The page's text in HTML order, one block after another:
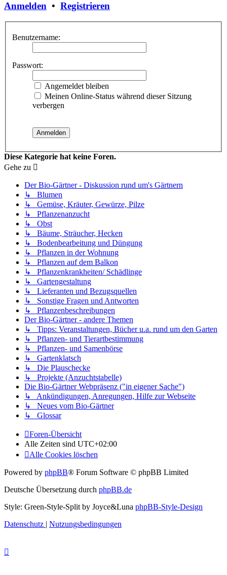
Anmelden • Registrieren
Benutzername:
Passwort:
Angemeldet bleiben
Meinen Online-Status während dieser Sitzung
verbergen
Diese Kategorie hat keine Foren.
Gehe zu
Der Bio-Gärtner - Diskussion rund um's Gärtnern
↳ Blumen
↳ Gemüse, Kräuter, Gewürze, Pilze
↳ Pflanzenanzucht
↳ Obst
↳ Bäume, Sträucher, Hecken
↳ Bodenbearbeitung und Düngung
↳ Pflanzen in der Wohnung
↳ Pflanzen auf dem Balkon
↳ Pflanzenkrankheiten/ Schädlinge
↳ Gartengestaltung
↳ Lieferanten und Bezugsquellen
↳ Sonstige Fragen und Antworten
↳ Pflanzenbeschreibungen
Der Bio-Gärtner - andere Themen
↳ Tipps: Veranstaltungen, Bücher u.a. rund um den Garten
↳ Pflanzen- und Tierartbestimmung
↳ Pflanzen- und Samenbörse
↳ Gartenklatsch
↳ Die Plauschecke
↳ Projekte (Anzuchtstabelle)
Die Bio-Gärtner Webpräsenz ("in eigener Sache")
↳ Ankündigungen, Anregungen, Hilfe zur Webseite
↳ Neues vom Bio-Gärtner
↳ Glossar
Foren-Übersicht
Alle Zeiten sind UTC+02:00
Alle Cookies löschen
Powered by phpBB® Forum Software © phpBB Limited
Deutsche Übersetzung durch phpBB.de
Style: Green-Style-Split by Joyce&Luna phpBB-Style-Design
Datenschutz | Nutzungsbedingungen